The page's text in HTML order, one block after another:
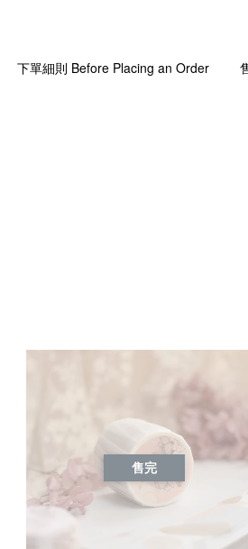
下單細則 Before Placing an Order
售完